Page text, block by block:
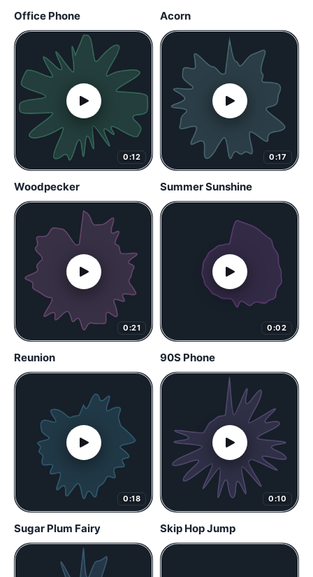
Office Phone Acorn
0:12
Woodpecker
0:17
Summer Sunshine
0:21
Reunion
0:02
90S Phone
0:18
Sugar Plum Fairy
0:10
Skip Hop Jump